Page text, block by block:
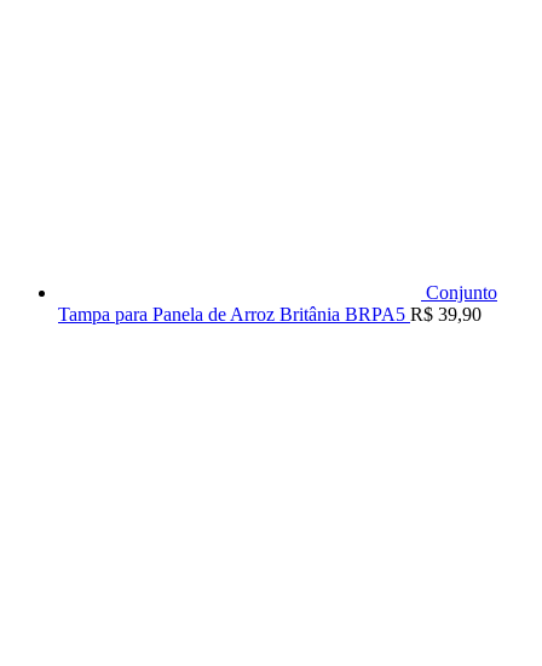
Conjunto
Tampa para Panela de Arroz Britânia BRPA5 R$ 39,90